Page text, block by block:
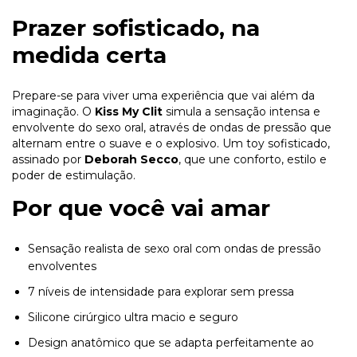
Prazer sofisticado, na
medida certa
Prepare-se para viver uma experiência que vai além da
imaginação. O Kiss My Clit simula a sensação intensa e
envolvente do sexo oral, através de ondas de pressão que
alternam entre o suave e o explosivo. Um toy sofisticado,
assinado por Deborah Secco, que une conforto, estilo e
poder de estimulação.
Por que você vai amar
Sensação realista de sexo oral com ondas de pressão
envolventes
7 níveis de intensidade para explorar sem pressa
Silicone cirúrgico ultra macio e seguro
Design anatômico que se adapta perfeitamente ao